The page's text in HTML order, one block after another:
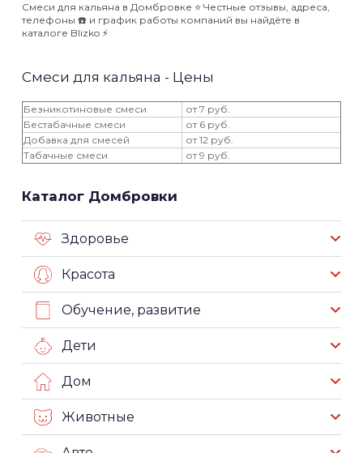
Смеси для кальяна в Домбровке ⭐️ Честные отзывы, адреса,
телефоны ☎️ и график работы компаний вы найдёте в
каталоге Blizko ⚡️
Смеси для кальяна - Цены
Безникотиновые смеси
от 7 руб.
Бестабачные смеси
от 6 руб.
Добавка для смесей
от 12 руб.
Табачные смеси
от 9 руб.
Каталог Домбровки
Здоровье
Красота
Обучение, развитие
Дети
Дом
Животные